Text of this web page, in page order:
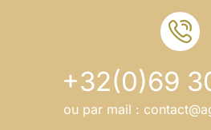
+32(0)69
ou par mail :